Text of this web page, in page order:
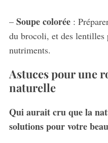
– Soupe colorée:
du brocoli, et des lentilles
nutriments.
Astuces pour une
naturelle
Qui aurait cru que la
solutions pour votre